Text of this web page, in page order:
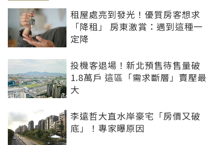
租屋處亮到發光！優質房客想求
「降租」 房東激賞：遇到這種一
定降
投機客退場！新北預售待售量破
1.8萬戶 這區「需求斷層」賣壓最
大
李遠哲大直水岸豪宅「房價又破
底」！專家曝原因